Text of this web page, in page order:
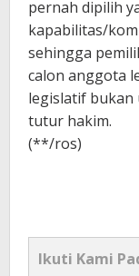
pernah dipilih
kapabilitas/
sehingga
calon anggota
legislatif bukan
tutur hakim.
(**/ros)
Ikuti Kami